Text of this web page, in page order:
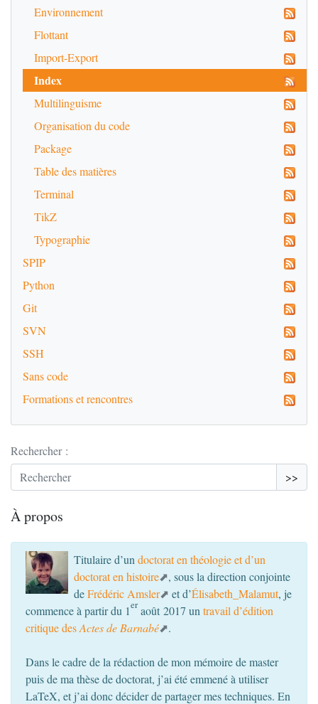
Environnement
Flottant
Import-Export
Index
Multilinguisme
Organisation du code
Package
Table des matières
Terminal
TikZ
Typographie
SPIP
Python
Git
SVN
SSH
Sans code
Formations et rencontres
Rechercher :
>>
À propos
Titulaire d’un doctorat en théologie et d’un
doctorat en histoire
, sous la direction conjointe
deFrédéric Amsler et d’Élisabeth_Malamut, je
commence à partir du 1er août 2017 un travail d’édition
critique desActes de Barnabé .
Dans le cadre de la rédaction de mon mémoire de master
puis de ma thèse de doctorat, j’ai été emmené à utiliser
LaTeX, et j’ai donc décider de partager mes techniques. En